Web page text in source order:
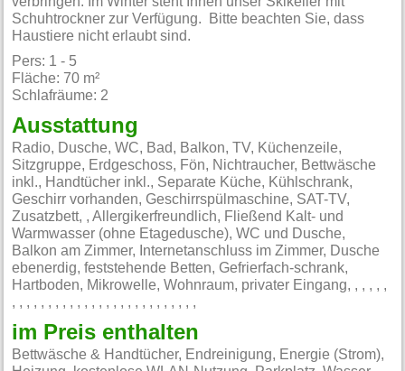
Schuhtrockner zur Verfügung. Bitte beachten Sie, dass
Haustiere nicht erlaubt sind.
Pers: 1 - 5
Fläche: 70 m²
Schlafräume: 2
Ausstattung
Radio, Dusche, WC, Bad, Balkon, TV, Küchenzeile,
Sitzgruppe, Erdgeschoss, Fön, Nichtraucher, Bettwäsche
inkl., Handtücher inkl., Separate Küche, Kühlschrank,
Geschirr vorhanden, Geschirrspülmaschine, SAT-TV,
Zusatzbett, , Allergikerfreundlich, Fließend Kalt- und
Warmwasser (ohne Etagedusche), WC und Dusche,
Balkon am Zimmer, Internetanschluss im Zimmer, Dusche
ebenerdig, feststehende Betten, Gefrierfach-schrank,
Hartboden, Mikrowelle, Wohnraum, privater Eingang, , , , , ,
, , , , , , , , , , , , , , , , , , , , , , , , , ,
im Preis enthalten
Bettwäsche & Handtücher, Endreinigung, Energie (Strom),